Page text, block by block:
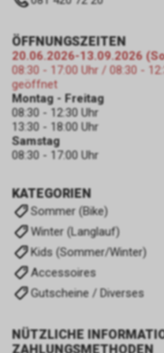
KATEGORIEN
Sommer (Bike)
Winter (Langlauf)
Kids (Sommer/Winter)
Accessoires
Gutscheine / Diverses
NÜTZLICHE
ZAHLUNGSMETHODEN
ÖFFNUNGSZEITEN
20.06.2026-13.09.2026
08:30 - 17:00 Uhr / 08:30 -
geöffnet
Montag - Freitag
08:30 - 12:30 Uhr
13:30 - 18:00 Uhr
Samstag
08:30 - 17:00 Uhr